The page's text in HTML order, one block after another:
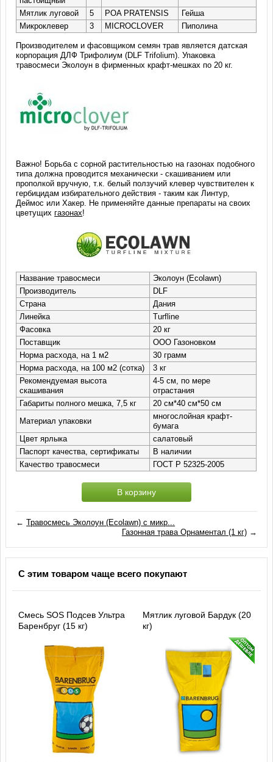
Мятлик луговой
5 POA PRATENSIS
Гейша
Микроклевер
3 MICROCLOVER Пиполина
Производителем и фасовщиком семян трав является датская
корпорация ДЛФ Трифолиум (DLF Trifolium). Упаковка
травосмеси Эколоун в фирменных крафт-мешках по 20 кг.
Важно! Борьба с сорной растительностью на газонах подобного
типа должна проводится механически - скашиванием или
прополкой вручную, т.к. белый ползучий клевер чувствителен к
гербицидам избирательного действия - таким как Линтур,
Деймос или Хакер. Не применяйте данные препараты на своих
цветущихгазонах!
Название травосмеси
Эколоун (Ecolawn)
Производитель
DLF
Страна
Дания
Линейка
Turfline
Фасовка
20 кг
Поставщик
ООО Газоновком
Норма расхода, на 1 м2
30 грамм
Норма расхода, на 100 м2 (сотка)
3 кг
Рекомендуемая высота
скашивания
4-5 см, по мере
отрастания
Габариты полного мешка, 7,5 кг
20 см*40 см*50 см
Материал упаковки
многослойная крафт-
бумага
Цвет ярлыка
салатовый
Паспорт качества, сертификаты
В наличии
Качество травосмеси
ГОСТ Р 52325-2005
В корзину
←Травосмесь Эколоун (Ecolawn) c микр...
Газонная трава Орнаментал (1 кг)→
С этим товаром чаще всего покупают
Смесь SOS Подсев Ультра
Баренбруг (15 кг)
Мятлик луговой Бардук (20
кг)